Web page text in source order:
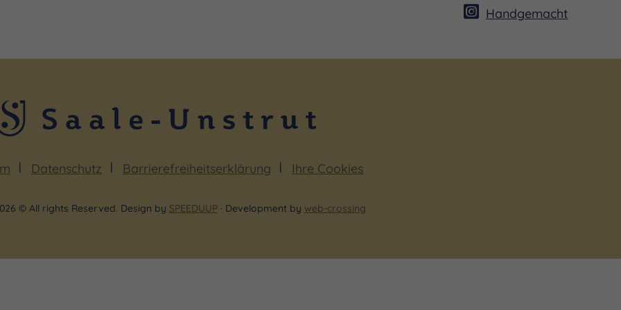
Handgemacht
Datenschutz Barrierefreiheitserklärung Ihre Cookies
© All rights Reserved. Design by SPEEDUUP· Development by web-crossing